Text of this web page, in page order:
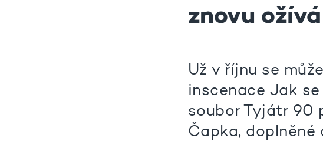
znovu
Už v říjnu se
inscenace Jak se
soubor Tyjátr 90
Čapka, doplněné